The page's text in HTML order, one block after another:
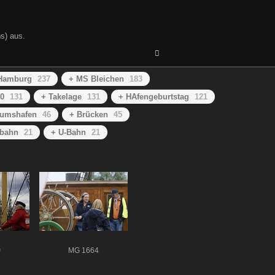
aus.
237 + MS Bleichen
183
131 + Takelage 131 + HAfengeburtstag
121
46 + Brücken
45
21 + U-Bahn 21
MG 1664